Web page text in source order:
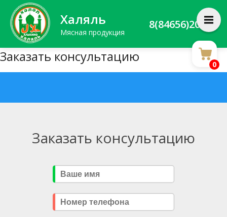
Халяль
Мясная продукция
8(84656)20588
Заказать консультацию
0
Заказать консультацию